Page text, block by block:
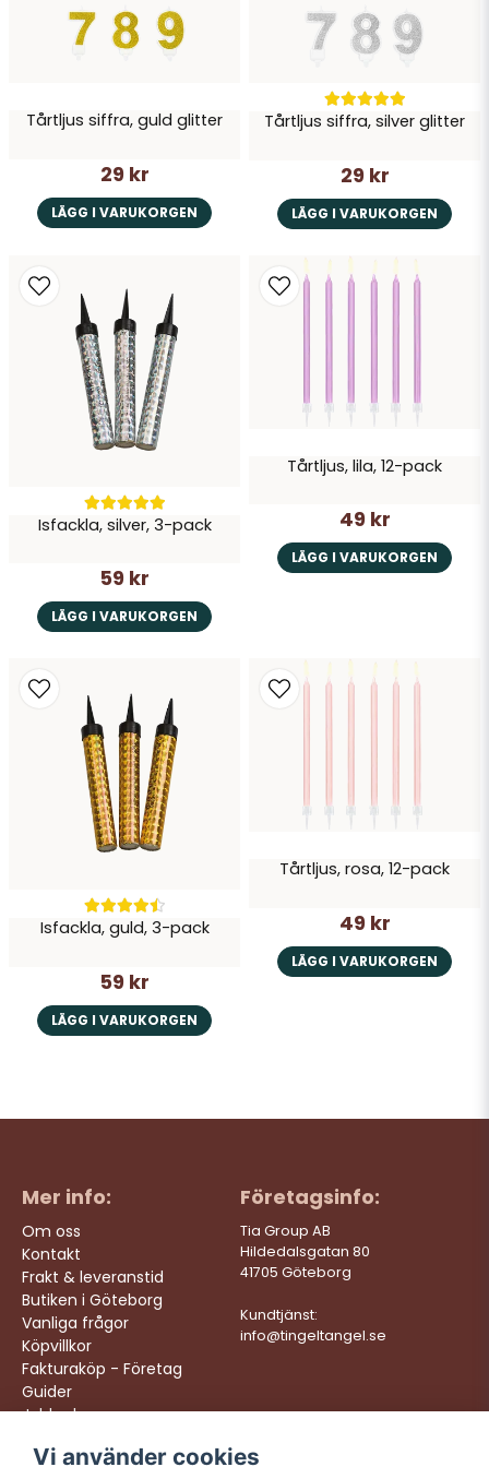
Skicka fråga
Tårtljus siffra, guld glitter
29 kr
LÄGG I VARUKORGEN
Tårtljus siffra, silver glitter
29 kr
LÄGG I VARUKORGEN
Isfackla, silver, 3-pack
59 kr
LÄGG I VARUKORGEN
Tårtljus, lila, 12-pack
49 kr
LÄGG I VARUKORGEN
Isfackla, guld, 3-pack
59 kr
LÄGG I VARUKORGEN
Tårtljus, rosa, 12-pack
49 kr
LÄGG I VARUKORGEN
Mer info:
Om oss
Kontakt
Frakt & leveranstid
Butiken i Göteborg
Vanliga frågor
Köpvillkor
Fakturaköp - Företag
Guider
Jobba hos oss
Företagsinfo:
Tia Group AB
Hildedalsgatan 80
41705 Göteborg
Kundtjänst:
info@tingeltangel.se
Följ oss: Vi levererar:
Vi använder cookies